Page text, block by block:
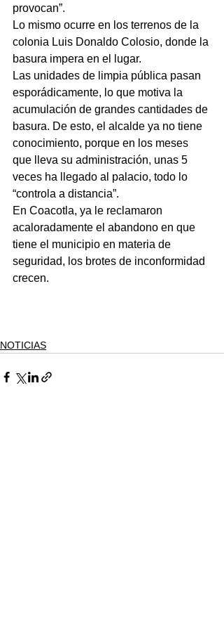
provocan”.
Lo mismo ocurre en los terrenos de la
colonia Luis Donaldo Colosio, donde la
basura impera en el lugar.
Las unidades de limpia pública pasan
esporádicamente, lo que motiva la
acumulación de grandes cantidades de
basura. De esto, el alcalde ya no tiene
conocimiento, porque en los meses
que lleva su administración, unas 5
veces ha llegado al palacio, todo lo
“controla a distancia”.
En Coacotla, ya le reclamaron
acaloradamente el abandono en que
tiene el municipio en materia de
seguridad, los brotes de inconformidad
crecen.
NOTICIAS